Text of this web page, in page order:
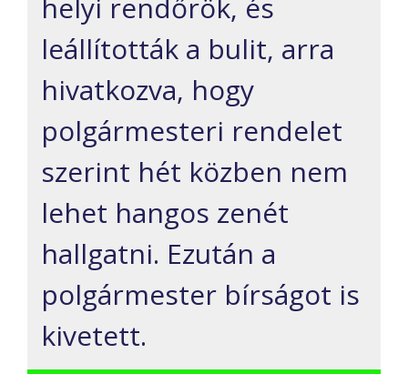
leállították a bulit, arra
hivatkozva, hogy
polgármesteri rendelet
szerint hét közben nem
lehet hangos zenét
hallgatni. Ezután a
polgármester bírságot is
kivetett.